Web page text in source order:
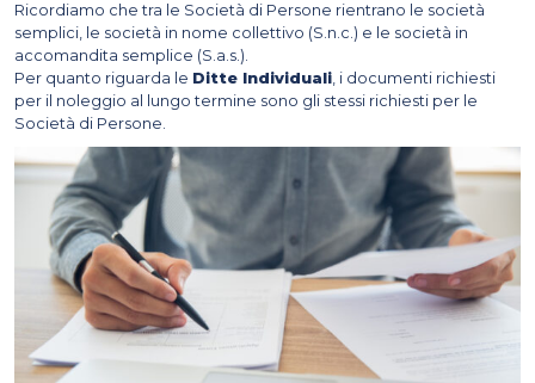
Ricordiamo che tra le Società di Persone rientrano le società
semplici, le società in nome collettivo (S.n.c.) e le società in
accomandita semplice (S.a.s.).
Per quanto riguarda le Ditte Individuali, i documenti richiesti
per il noleggio al lungo termine sono gli stessi richiesti per le
Società di Persone.